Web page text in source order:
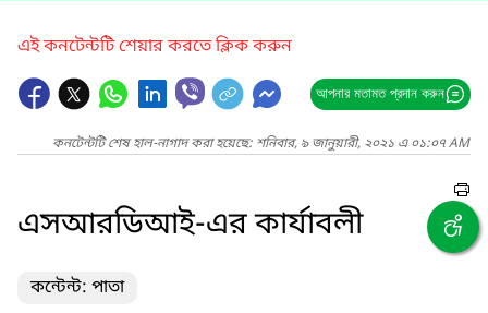
এই কনটেন্টটি শেয়ার করতে ক্লিক করুন
আপনার মতামত প্রদান করুন
কনটেন্টটি শেষ হাল-নাগাদ করা হয়েছে: শনিবার, ৯ জানুয়ারী, ২০২১ এ ০১:০৭ AM
এসআরডিআই-এর কার্যাবলী
কন্টেন্ট: পাতা